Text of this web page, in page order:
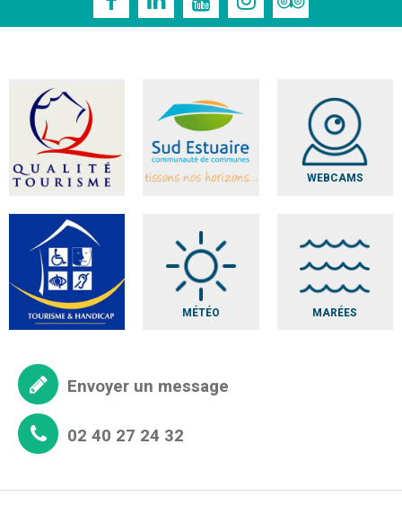
WEBCAMS
MÉTÉO MARÉES
Envoyer un message
02 40 27 24 32